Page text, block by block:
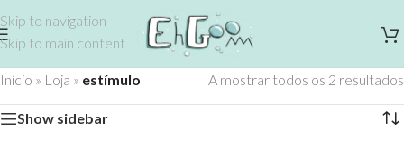
Skip to navigation
Skip to main content
Início » Loja » estímulo A mostrar todos os 2 resultados
Show sidebar